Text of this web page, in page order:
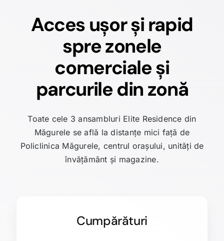
Acces ușor și rapid
spre zonele
comerciale și
parcurile din zonă
Toate cele 3 ansambluri Elite Residence din
Măgurele se află la distanțe mici față de
Policlinica Măgurele, centrul orașului, unități de
învățământ și magazine.
Cumpărături